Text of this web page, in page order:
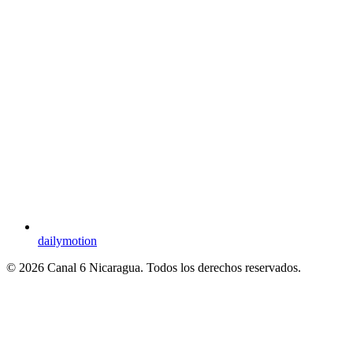
dailymotion
© 2026 Canal 6 Nicaragua. Todos los derechos reservados.